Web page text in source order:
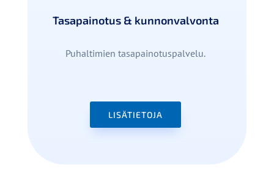
Tasapainotus & kunnonvalvonta
Puhaltimien tasapainotuspalvelu.
LISÄTIETOJA